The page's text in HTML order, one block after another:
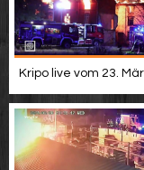
Kripo live vom 23.